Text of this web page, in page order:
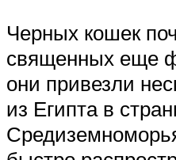
Черных кошек
священных еще
они привезли
из Египта в